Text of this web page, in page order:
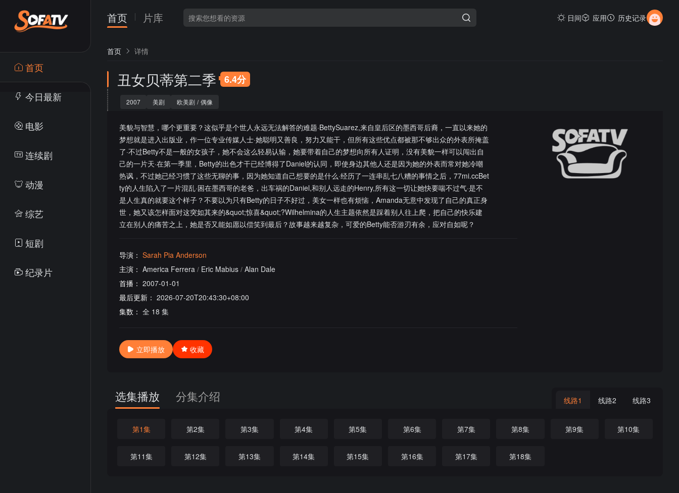
首页
今日最新
电影
连续剧
动漫
综艺
短剧
纪录片
首页 片库 日间 应用 历史记录
首页 详情
丑女贝蒂第二季 6.4分
2007 美剧 欧美剧 / 偶像
美貌与智慧，哪个更重要？这似乎是个世人永远无法解答的难题·BettySuarez,来自皇后区的墨西哥后裔，一直以来她的
梦想就是进入出版业，作一位专业传媒人士·她聪明又善良，努力又能干，但所有这些优点都被那不够出众的外表所掩盖
了·不过Betty不是一般的女孩子，她不会这么轻易认输，她要带着自己的梦想向所有人证明，没有美貌一样可以闯出自
己的一片天·在第一季里，Betty的出色才干已经博得了Daniel的认同，即使身边其他人还是因为她的外表而常对她冷嘲
热讽，不过她已经习惯了这些无聊的事，因为她知道自己想要的是什么·经历了一连串乱七八糟的事情之后，77mi.ccBet
ty的人生陷入了一片混乱·困在墨西哥的老爸，出车祸的Daniel,和别人远走的Henry,所有这一切让她快要喘不过气·是不
是人生真的就要这个样子？不要以为只有Betty的日子不好过，美女一样也有烦恼，Amanda无意中发现了自己的真正身
世，她又该怎样面对这突如其来的&quot;惊喜&quot;?Wilhelmina的人生主题依然是踩着别人往上爬，把自己的快乐建
立在别人的痛苦之上，她是否又能如愿以偿笑到最后？故事越来越复杂，可爱的Betty能否游刃有余，应对自如呢？
导演： Sarah Pia Anderson
主演： America Ferrera / Eric Mabius / Alan Dale
首播： 2007-01-01
最后更新： 2026-07-20T20:43:30+08:00
集数： 全 18 集
立即播放 收藏
选集播放 分集介绍 线路1 线路2 线路3
第1集 第2集 第3集 第4集 第5集 第6集 第7集 第8集 第9集 第10集
第11集 第12集 第13集 第14集 第15集 第16集 第17集 第18集